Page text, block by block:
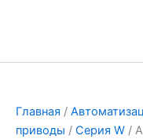
Главная /
приводы / Серия W /